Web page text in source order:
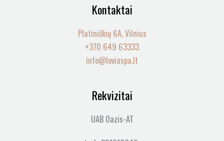
Kontaktai
Platiniškių 6A, Vilnius
+370 649 63333
info@loviaspa.lt
Rekvizitai
UAB Oazis-AT